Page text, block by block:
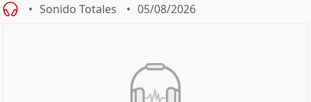
Sonido Totales 05/08/2026